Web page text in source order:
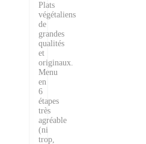
Plats
végétaliens
de
grandes
qualités
et
originaux.
Menu
en
6
étapes
très
agréable
(ni
trop,